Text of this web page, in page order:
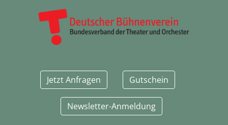
Jetzt Anfragen Gutschein
Newsletter-Anmeldung